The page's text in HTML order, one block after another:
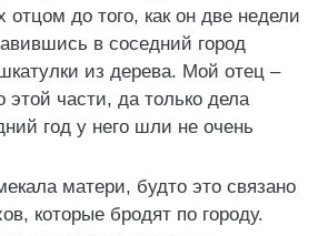
отцом до того, как он две недели
в соседний город
из дерева. Мой отец –
части, да только дела
год у него шли не очень
матери, будто это связано
которые бродят по городу.